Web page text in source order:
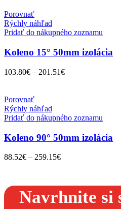
Porovnať
Rýchly náhľad
Pridať do nákupného zoznamu
Koleno 15° 50mm izolácia
103.80€ – 201.51€
Porovnať
Rýchly náhľad
Pridať do nákupného zoznamu
Koleno 90° 50mm izolácia
88.52€ – 259.15€
Navrhnite si